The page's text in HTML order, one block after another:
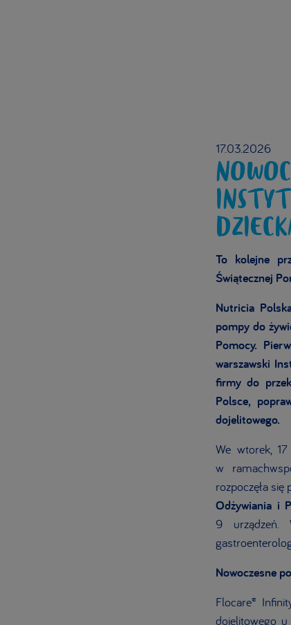
17.03.2026
To kolejne
Świątecznej
Nutricia
pompy do
Pomocy.
warszawski
firmy do
Polsce,
dojelitowego.
We wtorek,
w
rozpoczęła się
Odżywiania i
9 urządzeń.
Nowoczesne
Flocare®
dojelitowego